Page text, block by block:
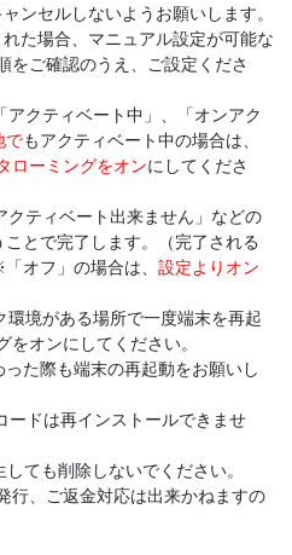
ンセルしないようお願いします。
た場合、マニュアル設定が可能な
をご確認のうえ、ご設定くださ
クティベート中」、「オンアク
でもアクティベート中の場合は、
ローミングをオンにしてくださ
ティベート出来ません」などの
とで完了します。（完了される
オフ」の場合は、 設定よりオン
境がある場所で一度端末を再起
オンにしてください。
った際も端末の再起動をお願いし
ードは再インストールできませ
ても削除しないでください。
、ご返金対応は出来かねますの